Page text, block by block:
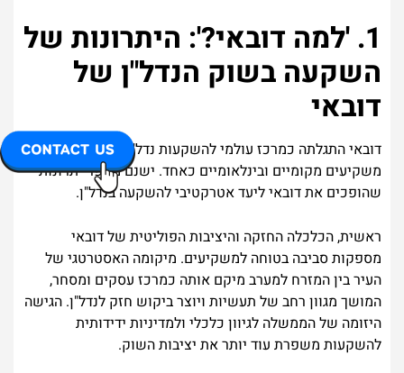
1. 'למה דובאי?': היתרונות של
השקעה בשוק הנדל"ן של
דובאי
דובאי התגלתה כמרכז עולמי להשקעות נדל"ן, ומושכת
משקיעים מקומיים ובינלאומיים כאחד. ישנם מספר יתרונות
שהופכים את דובאי ליעד אטרקטיבי להשקעה בנדל"ן.
ראשית, הכלכלה החזקה והיציבות הפוליטית של דובאי
מספקות סביבה בטוחה למשקיעים. מיקומה האסטרטגי של
העיר בין המזרח למערב מיקם אותה כמרכז עסקים ומסחר,
המושך מגוון רחב של תעשיות ויוצר ביקוש חזק לנדל"ן. הגישה
היזומה של הממשלה לגיוון כלכלי ולמדיניות ידידותית
להשקעות משפרת עוד יותר את יציבות השוק.